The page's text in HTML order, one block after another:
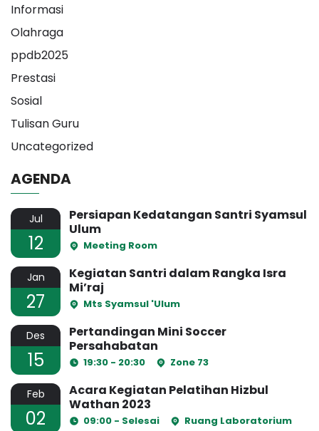
Informasi
Olahraga
ppdb2025
Prestasi
Sosial
Tulisan Guru
Uncategorized
AGENDA
Jul
12
Persiapan Kedatangan Santri Syamsul
Ulum
Meeting Room
Jan
27
Kegiatan Santri dalam Rangka Isra
Mi’raj
Mts Syamsul 'Ulum
Des
15
Pertandingan Mini Soccer
Persahabatan
19:30 - 20:30 Zone 73
Feb
02
Acara Kegiatan Pelatihan Hizbul
Wathan 2023
09:00 - Selesai Ruang Laboratorium